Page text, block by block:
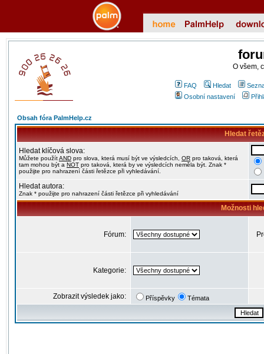
O všem,
FAQ Hledat
Osobní nastavení
Obsah fóra PalmHelp.cz
Hledat
Hledat klíčová slova:
Můžete použítAND pro slova, která musí být ve výsledcích, OR pro taková, která
tam mohou být a NOT pro taková, která by ve výsledcích neměla být. Znak *
použijte pro nahrazení části řetězce při vyhledávání.
Hledat autora:
Znak * použijte pro nahrazení části řetězce při vyhledávání
Možnosti
Fórum:
Kategorie:
Zobrazit výsledek jako: Příspěvky Témata